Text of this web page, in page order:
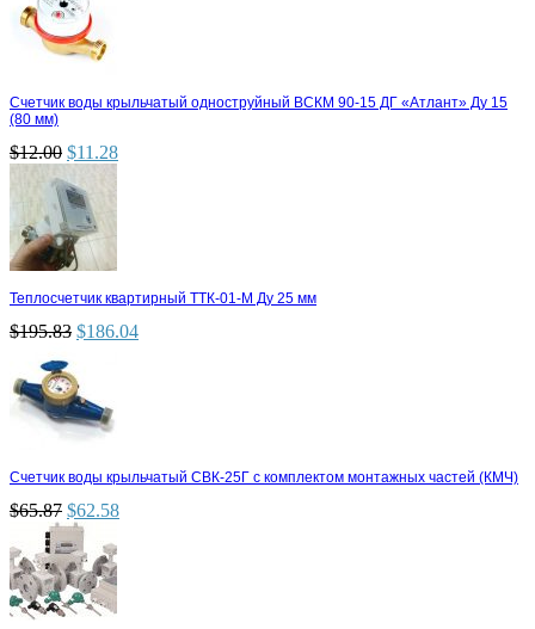
Счетчик воды крыльчатый одноструйный ВСКМ 90-15 ДГ «Атлант» Ду 15
(80 мм)
$12.00 $11.28
Теплосчетчик квартирный ТТК-01-М Ду 25 мм
$195.83 $186.04
Счетчик воды крыльчатый СВК-25Г с комплектом монтажных частей (КМЧ)
$65.87 $62.58